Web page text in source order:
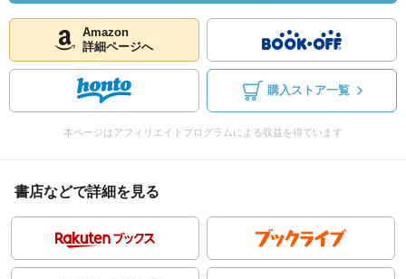
Amazon
詳細ページへ
購入ストア一覧
本ページはアフィリエイトプログラムによる収益を得ています
書店などで詳細を見る